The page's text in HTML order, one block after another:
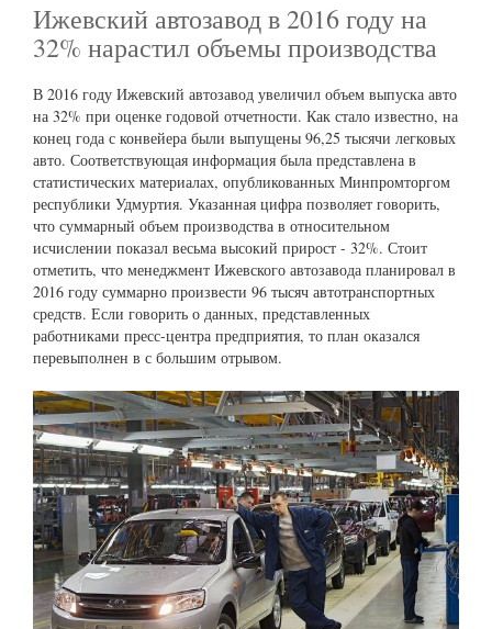
Ижевский автозавод в 2016 году на
32% нарастил объемы производства
В 2016 году Ижевский автозавод увеличил объем выпуска авто
на 32% при оценке годовой отчетности. Как стало известно, на
конец года с конвейера были выпущены 96,25 тысячи легковых
авто. Соответствующая информация была представлена в
статистических материалах, опубликованных Минпромторгом
республики Удмуртия. Указанная цифра позволяет говорить,
что суммарный объем производства в относительном
исчислении показал весьма высокий прирост - 32%. Стоит
отметить, что менеджмент Ижевского автозавода планировал в
2016 году суммарно произвести 96 тысяч автотранспортных
средств. Если говорить о данных, представленных
работниками пресс-центра предприятия, то план оказался
перевыполнен в с большим отрывом.